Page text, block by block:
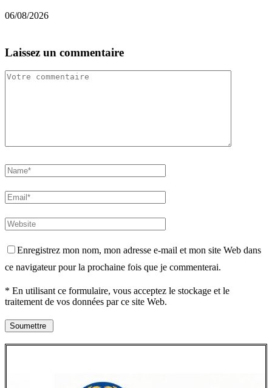
06/08/2026
Laissez un commentaire
Enregistrez mon nom, mon adresse e-mail et mon site Web dans
ce navigateur pour la prochaine fois que je commenterai.
* En utilisant ce formulaire, vous acceptez le stockage et le
traitement de vos données par ce site Web.